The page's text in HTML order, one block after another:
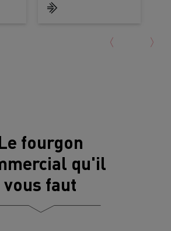
fourgon
qu'il
vous faut